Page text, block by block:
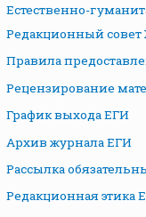
Естественно-
Редакционный
Правила
Рецензирование
График выхода ЕГИ
Архив журнала ЕГИ
Рассылка
Редакционная этика